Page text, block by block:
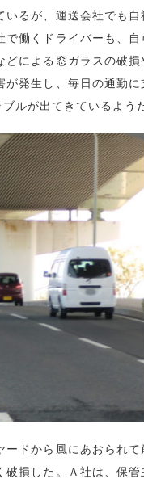
るが、運送会社でも自
働くドライバーも、自
による窓ガラスの破損
発生し、毎日の通勤に
ルが出てきているよう
ドから風にあおられて
損した。Ａ社は、保管